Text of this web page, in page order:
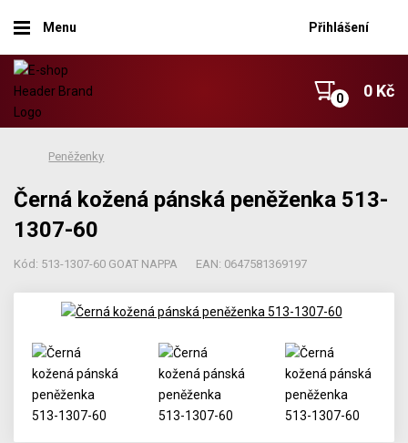
Menu Přihlášení
0 Kč
Peněženky
Černá kožená pánská peněženka 513-
1307-60
Kód: 513-1307-60 GOAT NAPPA EAN: 0647581369197